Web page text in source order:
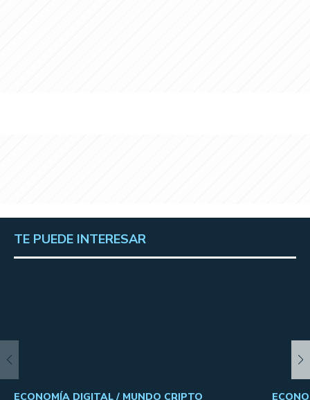
TE PUEDE INTERESAR
ECONOMÍA DIGITAL / MUNDO CRIPTO